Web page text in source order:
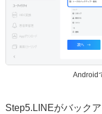
Android
Step5.LINEがバック